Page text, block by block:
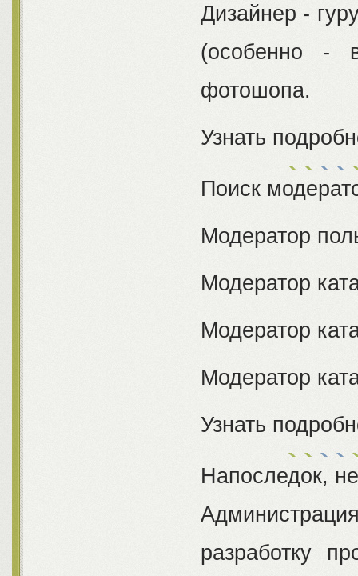
Дизайнер -
(особенно -
фотошопа.
Узнать
Поиск
Модератор
Модератор
Модератор
Модератор
Узнать
Напоследок,
разработку